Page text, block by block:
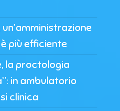
più efficiente
la proctologia
in ambulatorio
clinica